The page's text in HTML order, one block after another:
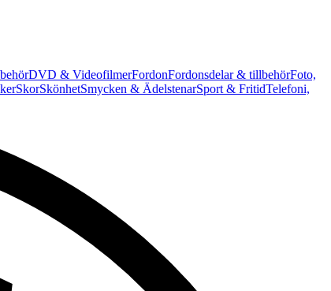
DVD & VideofilmerFordonFordonsdelar & tillbehörFoto,
SkorSkönhetSmycken & ÄdelstenarSport & FritidTelefoni,